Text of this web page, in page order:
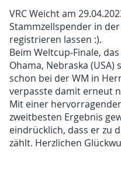
VRC Weicht am
Stammzellspender in
registrieren lassen :).
Beim Weltcup-Finale,
Ohama, Nebraska
schon bei der WM in
verpasste damit erneut
Mit einer
zweitbesten Ergebnis
eindrücklich, dass er zu
zählt. Herzlichen